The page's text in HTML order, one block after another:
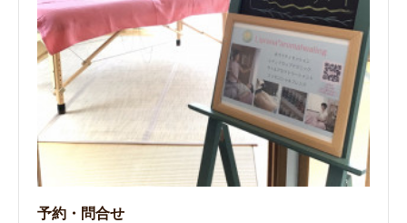
予約・問合せ